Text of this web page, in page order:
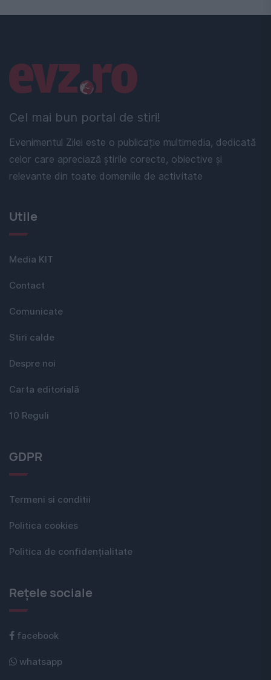
Cel mai bun portal de stiri!
Evenimentul Zilei este o publicație multimedia, dedicată
celor care apreciază știrile corecte, obiective și
relevante din toate domeniile de activitate
Linkuri utile
Utile
Media KIT
Contact
Comunicate
Stiri calde
Despre noi
Carta editorială
10 Reguli
GDPR
Termeni si conditii
Politica cookies
Politica de confidențialitate
Rețele sociale
facebook
whatsapp